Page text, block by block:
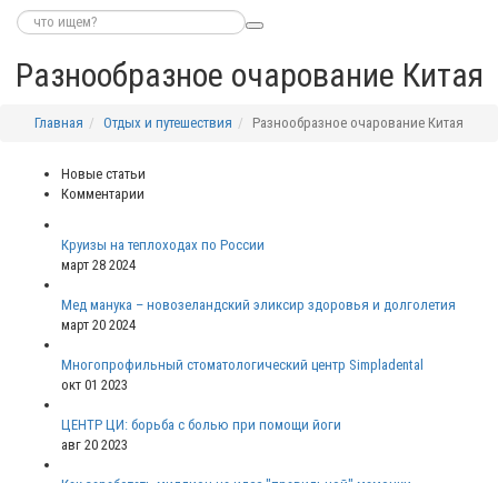
Разнообразное очарование Китая
Главная Отдых и путешествия Разнообразное очарование Китая
Новые статьи
Комментарии
Круизы на теплоходах по России
март 28 2024
Мед манука – новозеландский эликсир здоровья и долголетия
март 20 2024
Многопрофильный стоматологический центр Simpladental
окт 01 2023
ЦЕНТР ЦИ: борьба с болью при помощи йоги
авг 20 2023